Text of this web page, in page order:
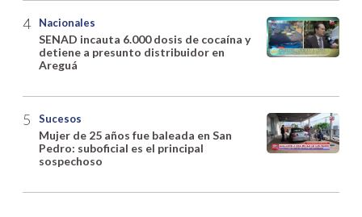
Nacionales
SENAD incauta 6.000 dosis de cocaína y
detiene a presunto distribuidor en
Areguá
Sucesos
Mujer de 25 años fue baleada en San
Pedro: suboficial es el principal
sospechoso